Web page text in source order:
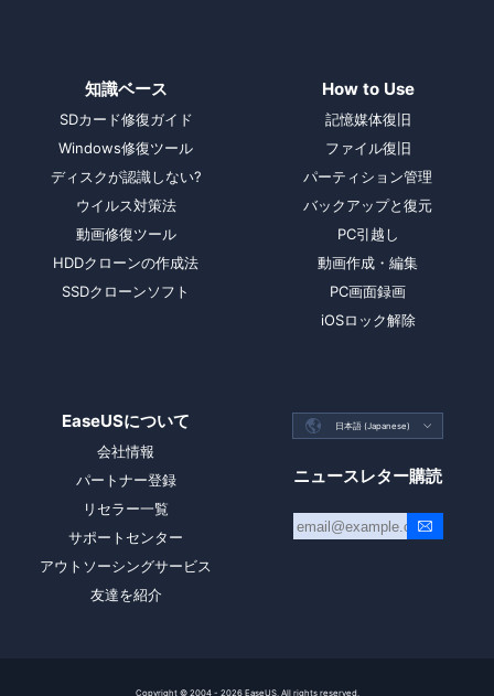
知識ベース
SDカード修復ガイド
Windows修復ツール
ディスクが認識しない?
ウイルス対策法
動画修復ツール
HDDクローンの作成法
SSDクローンソフト
How to Use
記憶媒体復旧
ファイル復旧
パーティション管理
バックアップと復元
PC引越し
動画作成・編集
PC画面録画
iOSロック解除
EaseUSについて
会社情報
パートナー登録
リセラー一覧
サポートセンター
アウトソーシングサービス
友達を紹介
 日本語 (Japanese) 
ニュースレター購読
Copyright © 2004 - 2026EaseUS. All rights reserved.